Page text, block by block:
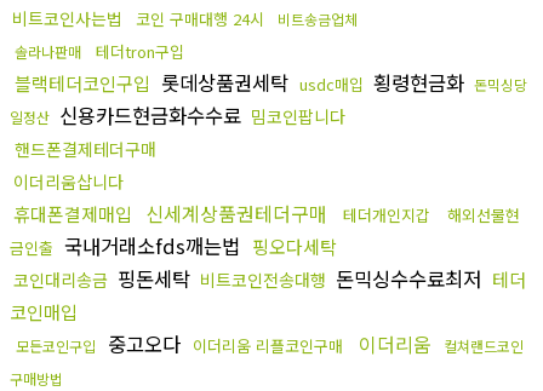
비트코인사는법 코인 구매대행 24시
비트송금업체
솔라나판매
테더tron구입
블랙테더코인구입 롯데상품권세탁 usdc매입 횡령현금화 돈믹싱당
일정산 신용카드현금화수수료 밈코인팝니다
핸드폰결제테더구매
이더리움삽니다
휴대폰결제매입 신세계상품권테더구매 테더개인지갑
해외선물현
금인출 국내거래소fds깨는법 핑오다세탁
코인대리송금 핑돈세탁 비트코인전송대행 돈믹싱수수료최저 테더
코인매입
모든코인구입 중고오다 이더리움 리플코인구매 이더리움
컬쳐랜드코인
구매방법